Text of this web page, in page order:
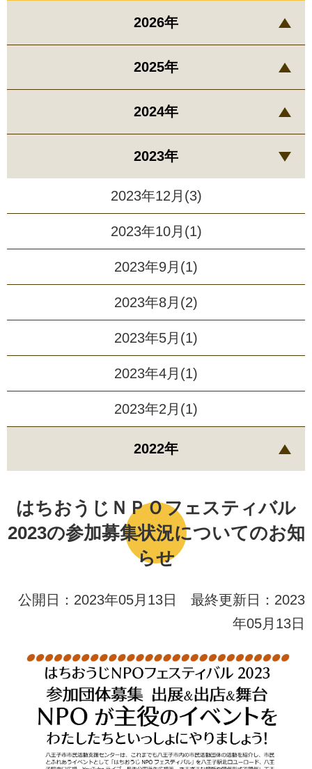
はちおうじＮＰＯフェスティバル
2023の参加募集状況についてのお知
らせ
公開日：2023年05月13日 最終更新日：2023
年05月13日
2026年
2025年
2024年
2023年
2023年12月(3)
2023年10月(1)
2023年9月(1)
2023年8月(2)
2023年5月(1)
2023年4月(1)
2023年2月(1)
2022年